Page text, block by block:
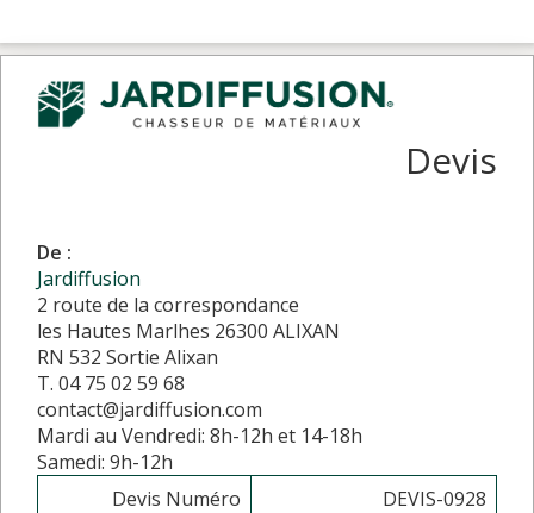
Devis
De :
Jardiffusion
2 route de la correspondance
les Hautes Marlhes 26300 ALIXAN
RN 532 Sortie Alixan
T. 04 75 02 59 68
contact@jardiffusion.com
Mardi au Vendredi: 8h-12h et 14-18h
Samedi: 9h-12h
Devis Numéro
DEVIS-0928